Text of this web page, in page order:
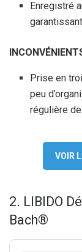
Enregistré
Prise en
peu
régulière de
VOIR
2. LIBIDO
Bach®